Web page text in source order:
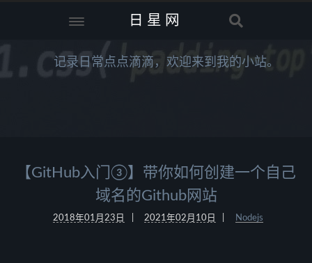
日星网
记录日常点点滴滴，欢迎来到我的小站。
【GitHub入门③】带你如何创建一个自己
域名的Github网站
2018年01月23日 2021年02月10日 Nodejs